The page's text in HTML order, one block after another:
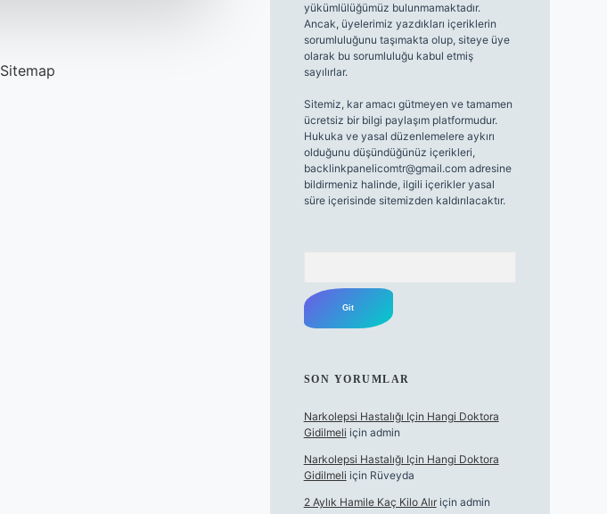
Sitemap
yükümlülüğümüz bulunmamaktadır.
Ancak, üyelerimiz yazdıkları içeriklerin
sorumluluğunu taşımakta olup, siteye üye
olarak bu sorumluluğu kabul etmiş
sayılırlar.
Sitemiz, kar amacı gütmeyen ve tamamen
ücretsiz bir bilgi paylaşım platformudur.
Hukuka ve yasal düzenlemelere aykırı
olduğunu düşündüğünüz içerikleri,
backlinkpanelicomtr@gmail.comadresine
bildirmeniz halinde, ilgili içerikler yasal
süre içerisinde sitemizden kaldırılacaktır.
SON YORUMLAR
Narkolepsi Hastalığı Için Hangi Doktora
Gidilmeli için admin
Narkolepsi Hastalığı Için Hangi Doktora
Gidilmeli için Rüveyda
2 Aylık Hamile Kaç Kilo Alıriçin admin